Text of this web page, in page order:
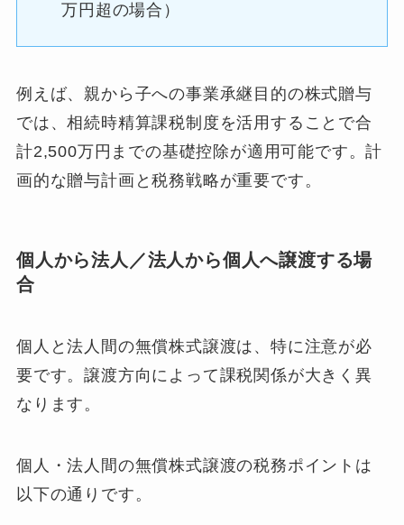
万円超の場合）
例えば、親から子への事業承継目的の株式贈与
では、相続時精算課税制度を活用することで合
計2,500万円までの基礎控除が適用可能です。計
画的な贈与計画と税務戦略が重要です。
個人から法人／法人から個人へ譲渡する場
合
個人と法人間の無償株式譲渡は、特に注意が必
要です。譲渡方向によって課税関係が大きく異
なります。
個人・法人間の無償株式譲渡の税務ポイントは
以下の通りです。